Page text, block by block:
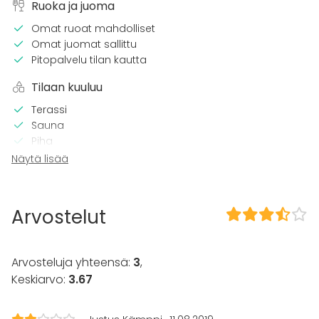
Ruoka ja juoma
Omat ruoat mahdolliset
Omat juomat sallittu
Pitopalvelu tilan kautta
Tilaan kuuluu
Terassi
Sauna
Piha
Kalusto
Juhlat
Häät
Saunailta
Näytä lisää
Arvostelut
Arvosteluja yhteensä: 3,
Keskiarvo: 3.67